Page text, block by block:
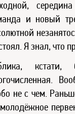
и новый
Я знал, что
не с чем.